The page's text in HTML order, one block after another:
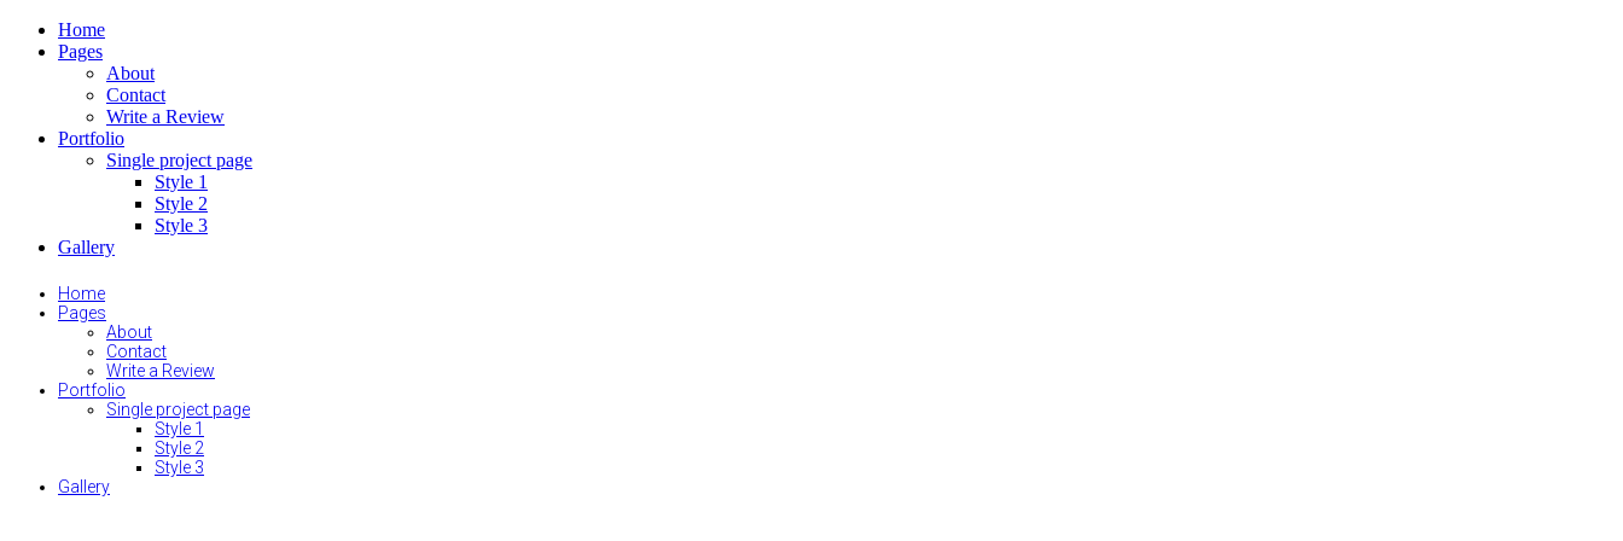
Home
Pages
About
Contact
Write a Review
Portfolio
Single project page
Style 1
Style 2
Style 3
Gallery
Home
Pages
About
Contact
Write a Review
Portfolio
Single project page
Style 1
Style 2
Style 3
Gallery